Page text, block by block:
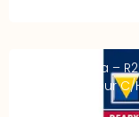
Accus C Varta –
L’accumulateur